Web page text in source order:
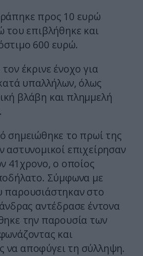
προς 10 ευρώ
του επιβλήθηκε και
600 ευρώ.
έκρινε ένοχο για
υπαλλήλων, όλως
βλάβη και πλημμελή
σημειώθηκε το πρωί της
αστυνομικοί επιχείρησαν
41χρονο, ο οποίος
Σύμφωνα με
παρουσιάστηκαν στο
αντέδρασε έντονα
την παρουσία των
και
να αποφύγει τη σύλληψη.